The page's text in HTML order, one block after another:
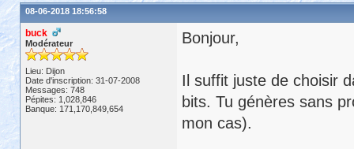
08-06-2018 18:56:58
buck
Modérateur
Lieu: Dijon
Date d'inscription: 31-07-2008
Messages: 748
Pépites: 1,028,846
Banque: 171,170,849,654
Bonjour,
Il suffit juste de choisir
bits. Tu génères sans
mon cas).